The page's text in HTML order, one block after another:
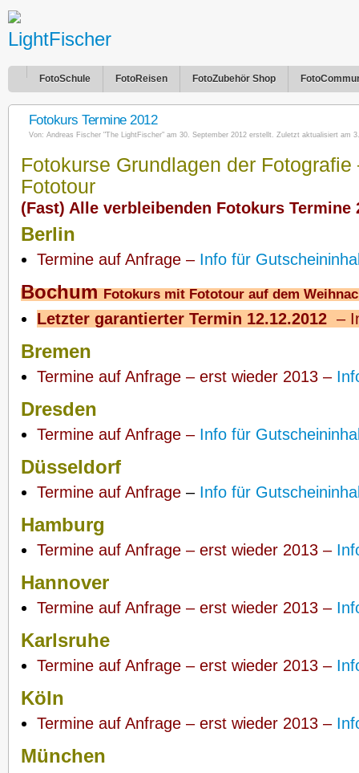
FotoSchule FotoReisen FotoZubehör Shop
Fotokurs Termine 2012
Von: Andreas Fischer "The LightFischer" am 30. September 2012 erstellt. Zuletzt aktualisiert am
Fotokurse Grundlagen der
Fototour
(Fast) Alle verbleibenden Fotokurs Termine
Berlin
Termine auf Anfrage – Info für
BochumFotokurs mit Fototour auf dem
Letzter garantierter Termin 12.12.2012 –
Bremen
Termine auf Anfrage – erst wieder 2013 –
Dresden
Termine auf Anfrage – Info für
Düsseldorf
Termine auf Anfrage – Info für
Hamburg
Termine auf Anfrage – erst wieder 2013 –
Hannover
Termine auf Anfrage – erst wieder 2013 –
Karlsruhe
Termine auf Anfrage – erst wieder 2013 –
Köln
Termine auf Anfrage – erst wieder 2013 –
München